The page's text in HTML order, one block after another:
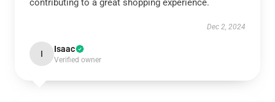
contributing to a great shopping experience.
Dec 2, 2024
I Isaac
Verified owner